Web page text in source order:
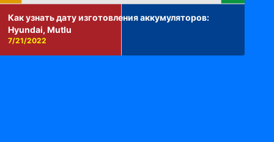
Как узнать дату изготовления аккумуляторов:
Hyundai, Mutlu
7/21/2022